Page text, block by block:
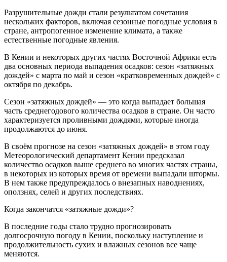
Разрушительные дожди стали результатом сочетания
нескольких факторов, включая сезонные погодные условия в
стране, антропогенное изменение климата, а также
естественные погодные явления.
В Кении и некоторых других частях Восточной Африки есть
два основных периода выпадения осадков: сезон «затяжных
дождей» с марта по май и сезон «кратковременных дождей» с
октября по декабрь.
Сезон «затяжных дождей» — это когда выпадает большая
часть среднегодового количества осадков в стране. Он часто
характеризуется проливными дождями, которые иногда
продолжаются до июня.
В своём прогнозе на сезон «затяжных дождей» в этом году
Метеорологический департамент Кении предсказал
количество осадков выше среднего во многих частях страны,
в некоторых из которых время от времени выпадали штормы.
В нем также предупреждалось о внезапных наводнениях,
оползнях, селей и других последствиях.
Когда закончатся «затяжные дожди»?
В последние годы стало трудно прогнозировать
долгосрочную погоду в Кении, поскольку наступление и
продолжительность сухих и влажных сезонов все чаще
меняются.